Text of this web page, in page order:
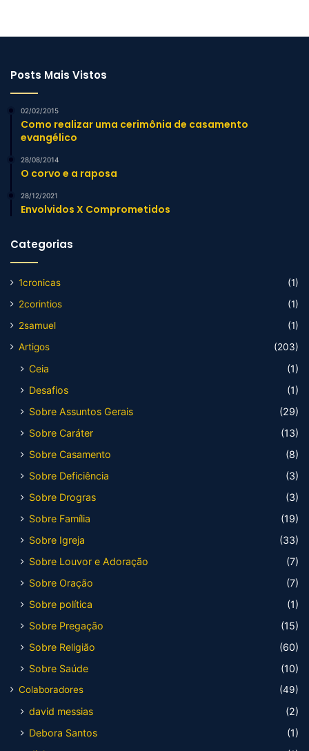
Posts Mais Vistos
02/02/2015
Como realizar uma cerimônia de casamento
evangélico
28/08/2014
O corvo e a raposa
28/12/2021
Envolvidos X Comprometidos
Categorias
1cronicas
(1)
2corintios
(1)
2samuel
(1)
Artigos
(203)
Ceia
(1)
Desafios
(1)
Sobre Assuntos Gerais
(29)
Sobre Caráter
(13)
Sobre Casamento
(8)
Sobre Deficiência
(3)
Sobre Drogras
(3)
Sobre Família
(19)
Sobre Igreja
(33)
Sobre Louvor e Adoração
(7)
Sobre Oração
(7)
Sobre política
(1)
Sobre Pregação
(15)
Sobre Religião
(60)
Sobre Saúde
(10)
Colaboradores (49)
david messias
(2)
Debora Santos
(1)